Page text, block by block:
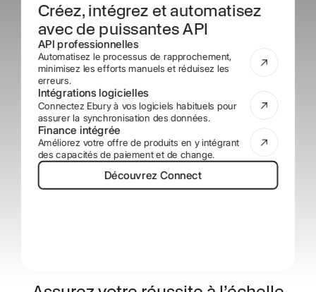
Créez, intégrez et automatisez
avec de puissantes API
API professionnelles
Automatisez le processus de rapprochement,
minimisez les efforts manuels et réduisez les
erreurs.
Intégrations logicielles
Connectez Ebury à vos logiciels habituels pour
assurer la synchronisation des données.
Finance intégrée
Améliorez votre offre de produits en y intégrant
des capacités de paiement et de change.
Découvrez Connect
Découvrez Connect